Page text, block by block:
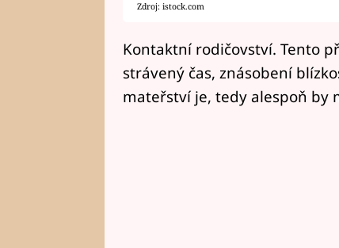
Zdroj: istock.com
Kontaktní rodičovství. Tento
strávený čas, znásobení
mateřství je, tedy alespoň by